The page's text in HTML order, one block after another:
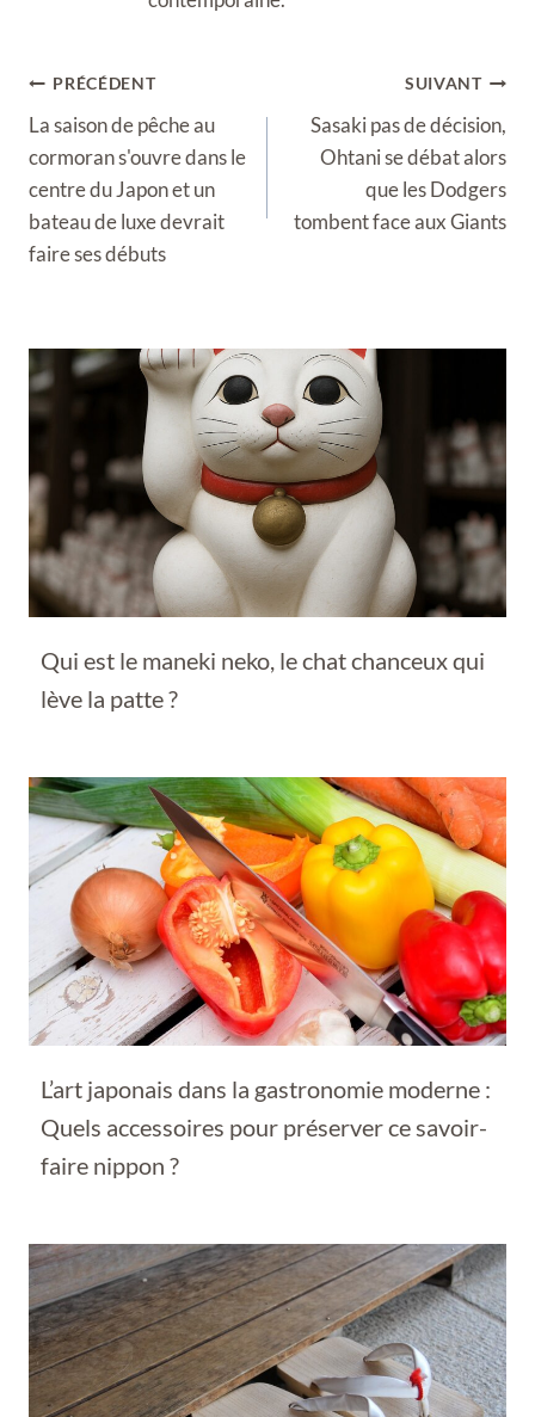
Navigation
de
PRÉCÉDENT
La saison de pêche au
cormoran s'ouvre dans le
centre du Japon et un
bateau de luxe devrait
faire ses débuts
SUIVANT
Sasaki pas de décision,
Ohtani se débat alors
que les Dodgers
tombent face aux Giants
Qui est le maneki neko, le chat chanceux qui
lève la patte ?
L’art japonais dans la gastronomie moderne :
Quels accessoires pour préserver ce savoir-
faire nippon ?